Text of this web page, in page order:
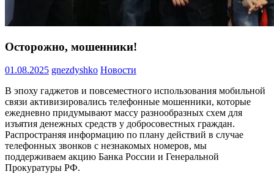
Осторожно, мошенники!
01.08.2025 gnezdyshko Новости
В эпоху гаджетов и повсеместного использования мобильной
связи активизировались телефонные мошенники, которые
ежедневно придумывают массу разнообразных схем для
изъятия денежных средств у добросовестных граждан.
Распространяя информацию по плану действий в случае
телефонных звонков с незнакомых номеров, мы
поддерживаем акцию Банка России и Генеральной
Прокуратуры РФ.